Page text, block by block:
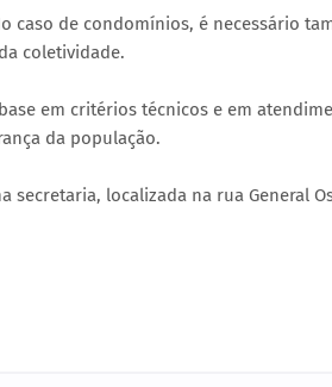
caso de condomínios, é necessário
coletividade.
em critérios técnicos e em
da população.
secretaria, localizada na rua General